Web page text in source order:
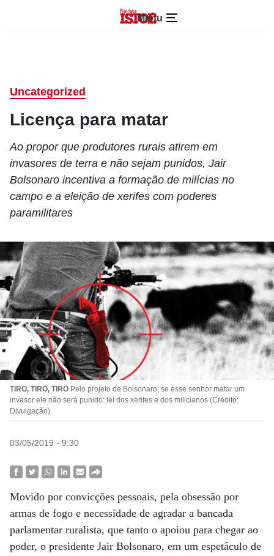
Menu
Uncategorized
Licença para matar
Ao propor que produtores rurais atirem em
invasores de terra e não sejam punidos, Jair
Bolsonaro incentiva a formação de milícias no
campo e a eleição de xerifes com poderes
paramilitares
TIRO, TIRO, TIRO Pelo projeto de Bolsonaro, se esse senhor matar um
invasor ele não será punido: lei dos xerifes e dos milicianos (Crédito:
Divulgação)
03/05/2019 - 9:30
Movido por convicções pessoais, pela obsessão por
armas de fogo e necessidade de agradar a bancada
parlamentar ruralista, que tanto o apoiou para chegar ao
poder, o presidente Jair Bolsonaro, em um espetáculo de